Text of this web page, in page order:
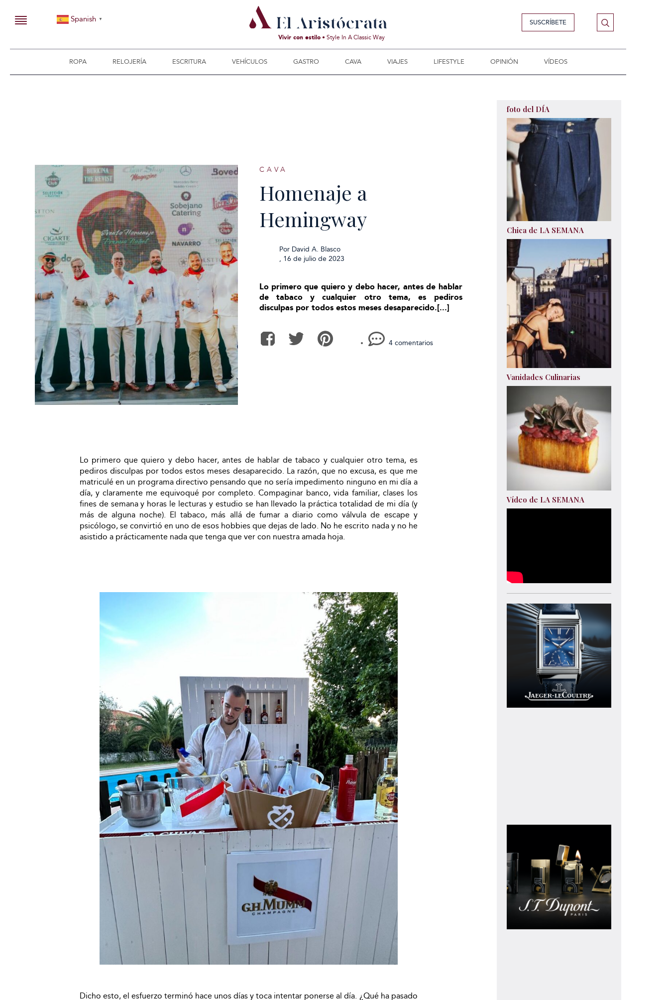
Spanish ▼
Vivir con estilo • Style In A Classic Way
SUSCRÍBETE
ROPA RELOJERÍA ESCRITURA VEHÍCULOS GASTRO CAVA VIAJES LIFESTYLE OPINIÓN VÍDEOS
CAVA
Homenaje a
Hemingway
PorDavid A. Blasco
, 16 de julio de 2023
Lo primero que quiero y debo hacer, antes de hablar
de tabaco y cualquier otro tema, es pediros
disculpas por todos estos meses desaparecido.[...]
4 comentarios
Lo primero que quiero y debo hacer, antes de hablar de tabaco y cualquier otro tema, es
pediros disculpas por todos estos meses desaparecido. La razón, que no excusa, es que me
matriculé en un programa directivo pensando que no sería impedimento ninguno en mi día a
día, y claramente me equivoqué por completo. Compaginar banco, vida familiar, clases los
fines de semana y horas le lecturas y estudio se han llevado la práctica totalidad de mi día (y
más de alguna noche). El tabaco, más allá de fumar a diario como válvula de escape y
psicólogo, se convirtió en uno de esos hobbies que dejas de lado. No he escrito nada y no he
asistido a prácticamente nada que tenga que ver con nuestra amada hoja.
Dicho esto, el esfuerzo terminó hace unos días y toca intentar ponerse al día. ¿Qué ha pasado
foto del DÍA
Chica de LA SEMANA
Vanidades Culinarias
Vídeo de LA SEMANA